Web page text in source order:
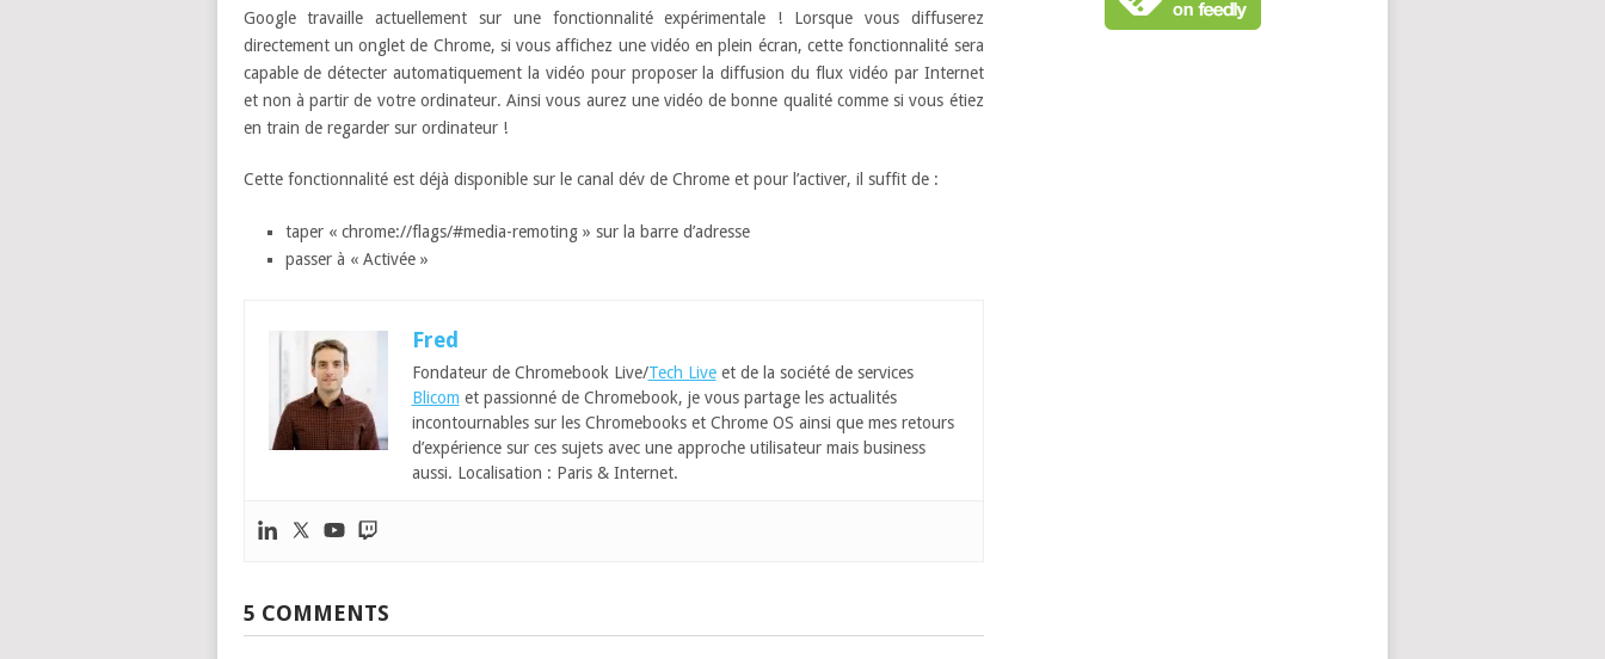
Google travaille actuellement sur une fonctionnalité expérimentale ! Lorsque vous diffuserez
directement un onglet de Chrome, si vous affichez une vidéo en plein écran, cette fonctionnalité sera
capable de détecter automatiquement la vidéo pour proposer la diffusion du flux vidéo par Internet
et non à partir de votre ordinateur. Ainsi vous aurez une vidéo de bonne qualité comme si vous étiez
en train de regarder sur ordinateur !
Cette fonctionnalité est déjà disponible sur le canal dév de Chrome et pour l’activer, il suffit de :
taper « chrome://flags/#media-remoting » sur la barre d’adresse
passer à « Activée »
Fred
Fondateur de Chromebook Live/Tech Liveet de la société de services
Blicom et passionné de Chromebook, je vous partage les actualités
incontournables sur les Chromebooks et Chrome OS ainsi que mes retours
d’expérience sur ces sujets avec une approche utilisateur mais business
aussi. Localisation : Paris & Internet.
5 COMMENTS